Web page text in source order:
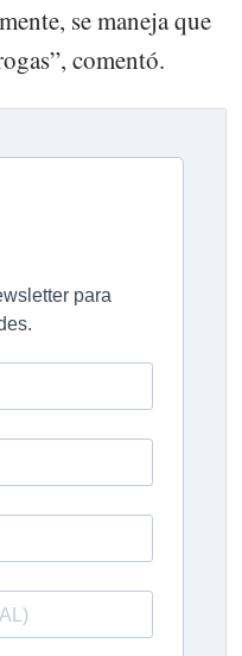
se maneja que
comentó.